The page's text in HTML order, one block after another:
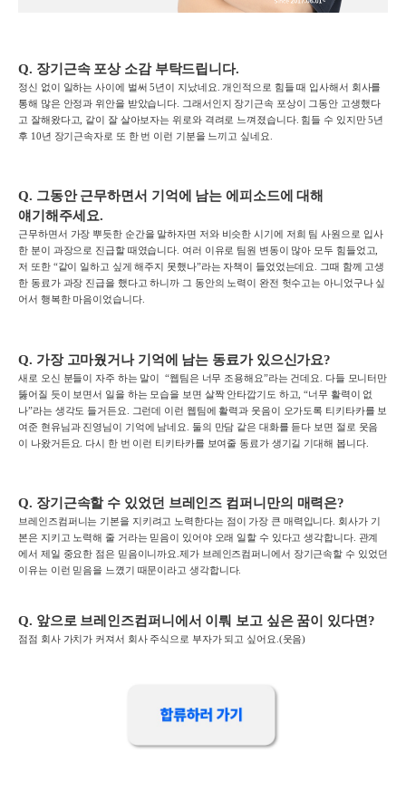
Q. 장기근속 포상 소감 부탁드립니다.
정신 없이 일하는 사이에 벌써 5년이 지났네요. 개인적으로 힘들 때 입사해서 회사를
통해 많은 안정과 위안을 받았습니다. 그래서인지 장기근속 포상이 그동안 고생했다
고 잘해왔다고, 같이 잘 살아보자는 위로와 격려로 느껴졌습니다. 힘들 수 있지만 5년
후 10년 장기근속자로 또 한 번 이런 기분을 느끼고 싶네요.
Q. 그동안 근무하면서 기억에 남는 에피소드에 대해
얘기해주세요.
근무하면서 가장 뿌듯한 순간을 말하자면 저와 비슷한 시기에 저희 팀 사원으로 입사
한 분이 과장으로 진급할 때였습니다. 여러 이유로 팀원 변동이 많아 모두 힘들었고,
저 또한 “같이 일하고 싶게 해주지 못했나”라는 자책이 들었었는데요. 그때 함께 고생
한 동료가 과장 진급을 했다고 하니까 그 동안의 노력이 완전 헛수고는 아니었구나 싶
어서 행복한 마음이었습니다.
Q. 가장 고마웠거나 기억에 남는 동료가 있으신가요?
새로 오신 분들이 자주 하는 말이 “웹팀은 너무 조용해요”라는 건데요. 다들 모니터만
뚫어질 듯이 보면서 일을 하는 모습을 보면 살짝 안타깝기도 하고, “너무 활력이 없
나”라는 생각도 들거든요. 그런데 이런 웹팀에 활력과 웃음이 오가도록 티키타카를 보
여준 현유님과 진영님이 기억에 남네요. 둘의 만담 같은 대화를 듣다 보면 절로 웃음
이 나왔거든요. 다시 한 번 이런 티키타카를 보여줄 동료가 생기길 기대해 봅니다.
Q. 장기근속할 수 있었던 브레인즈 컴퍼니만의 매력은?
브레인즈컴퍼니는 기본을 지키려고 노력한다는 점이 가장 큰 매력입니다. 회사가 기
본은 지키고 노력해 줄 거라는 믿음이 있어야 오래 일할 수 있다고 생각합니다. 관계
에서 제일 중요한 점은 믿음이니까요.제가 브레인즈컴퍼니에서 장기근속할 수 있었던
이유는 이런 믿음을 느꼈기 때문이라고 생각합니다.
Q. 앞으로 브레인즈컴퍼니에서 이뤄 보고 싶은 꿈이 있다면?
점점 회사 가치가 커져서 회사 주식으로 부자가 되고 싶어요.(웃음)